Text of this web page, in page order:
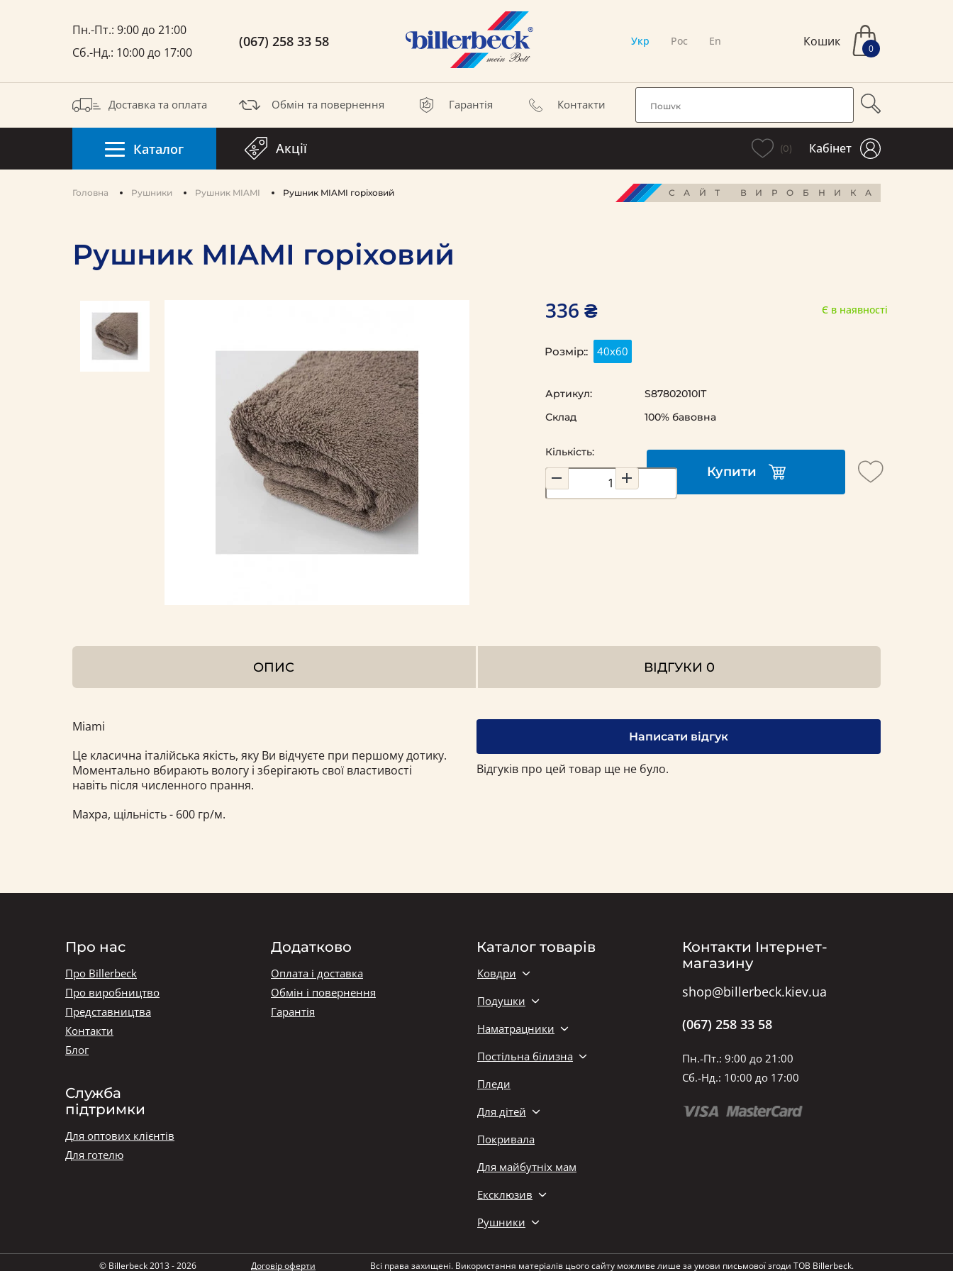
Пн.-Пт.: 9:00 до 21:00
Сб.-Нд.: 10:00 до 17:00
(067) 258 33 58 Укр Рос En Кошик 0
Доставка та оплата Обмін та повернення Гарантія Контакти
Каталог Акції (0) Кабінет
Головна Рушники Pушник MIAMI Рушник MIAMI горіховий САЙТ ВИРОБНИКА
Рушник MIAMI горіховий
336 ₴ Є в наявності
Розмір:: 40х60
Кількість:
Купити
Артикул:
S87802010ІТ
Склад
100% бавовна
ОПИС ВІДГУКИ 0
Miami
Це класична італійська якість, яку Ви відчуєте при першому дотику.
Моментально вбирають вологу і зберігають свої властивості
навіть після численного прання.
Махра, щільність - 600 гр/м.
Написати відгук
Відгуків про цей товар ще не було.
Каталог товарів
Ковдри
Подушки
Наматрацники
Постільна білизна
Пледи
Для дітей
Покривала
Для майбутніх мам
Ексклюзив
Рушники
Про нас
Про Billerbeck
Про виробництво
Представництва
Контакти
Блог
Служба
підтримки
Для оптових клієнтів
Для готелю
Додатково
Оплата і доставка
Обмін і повернення
Гарантія
Контакти Інтернет-
магазину
shop@billerbeck.kiev.ua
(067) 258 33 58
Пн.-Пт.: 9:00 до 21:00
Сб.-Нд.: 10:00 до 17:00
© Billerbeck 2013 - 2026 Договір оферти Всі права захищені. Використання матеріалів цього сайту можливе лише за умови письмової згоди ТОВ Billerbeck.